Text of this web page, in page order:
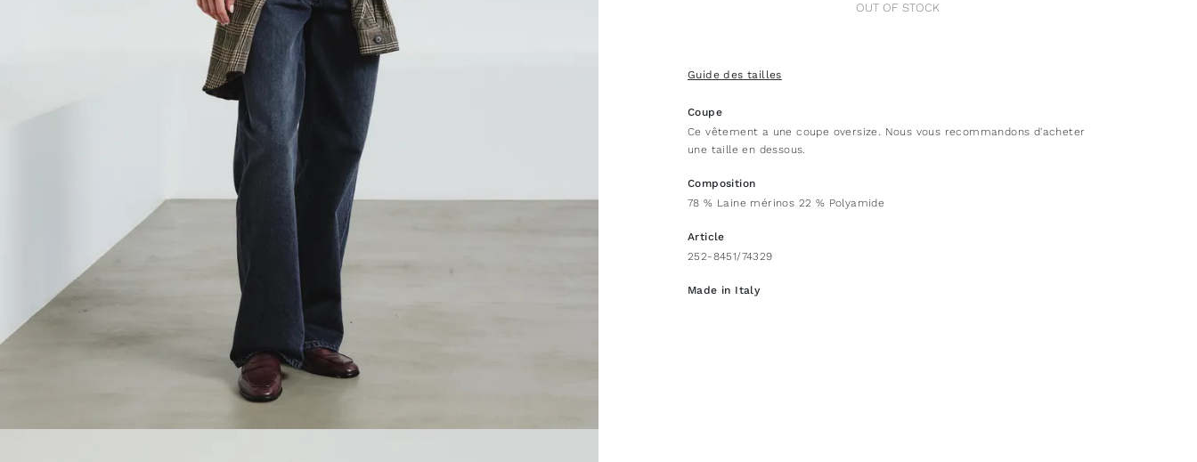
OUT OF STOCK
Guide des tailles
Coupe
Ce vêtement a une coupe oversize. Nous vous recommandons d'acheter
une taille en dessous.
Composition
78 % Laine mérinos 22 % Polyamide
Article
252-8451/74329
Made in Italy